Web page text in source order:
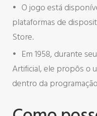
O jogo está
plataformas de
Store.
Em 1958, durante
Artificial, ele propôs o
dentro da